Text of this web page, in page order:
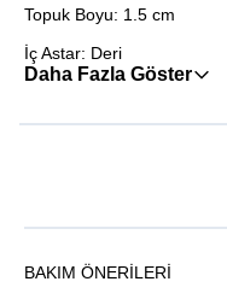
Topuk Boyu: 1.5 cm
İç Astar: Deri
Daha Fazla Göster
BAKIM ÖNERILERI